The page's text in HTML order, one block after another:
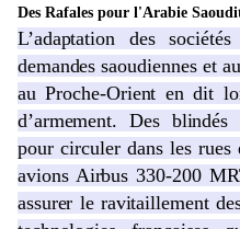
Des Rafales pour l'Arabie
L’adaptation des
demandes saoudiennes et
au Proche-Orient en dit
d’armement. Des
pour circuler dans les rues
avions Airbus 330-200
assurer le ravitaillement